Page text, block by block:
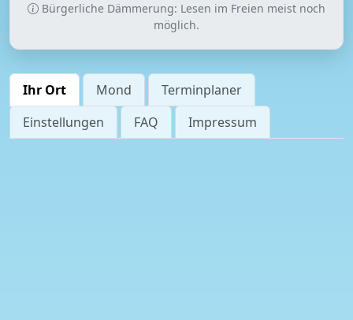
Bürgerliche Dämmerung: Lesen im Freien meist noch
möglich.
Ihr Ort Mond
Terminplaner
Einstellungen
FAQ Impressum